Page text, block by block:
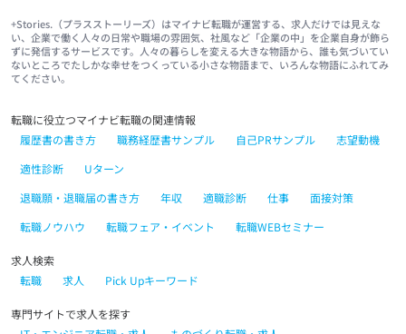
+Stories.（プラスストーリーズ）はマイナビ転職が運営する、求人だけでは見えな
い、企業で働く人々の日常や職場の雰囲気、社風など「企業の中」を企業自身が飾ら
ずに発信するサービスです。人々の暮らしを変える大きな物語から、誰も気づいてい
ないところでたしかな幸せをつくっている小さな物語まで、いろんな物語にふれてみ
てください。
転職に役立つマイナビ転職の関連情報
履歴書の書き方
職務経歴書サンプル 自己PRサンプル
志望動機
適性診断
Uターン
退職願・退職届の書き方
年収 適職診断 仕事
面接対策
転職ノウハウ
転職フェア・イベント 転職WEBセミナー
求人検索
転職
求人 Pick Upキーワード
専門サイトで求人を探す